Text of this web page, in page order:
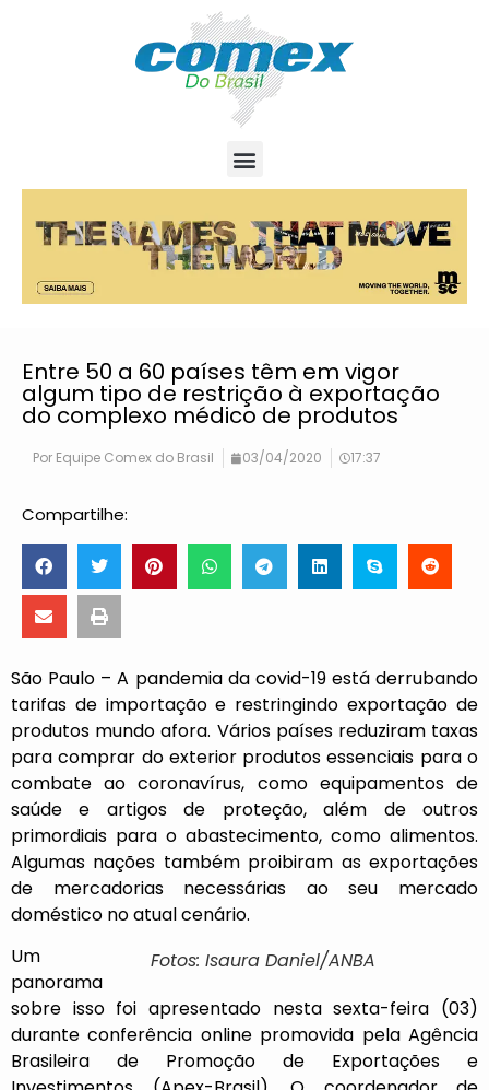
Entre 50 a 60 países têm em vigor
algum tipo de restrição à exportação
do complexo médico de produtos
Por Equipe Comex do Brasil 03/04/2020 17:37
Compartilhe:
São Paulo – A pandemia da covid-19 está derrubando
tarifas de importação e restringindo exportação de
produtos mundo afora. Vários países reduziram taxas
para comprar do exterior produtos essenciais para o
combate ao coronavírus, como equipamentos de
saúde e artigos de proteção, além de outros
primordiais para o abastecimento, como alimentos.
Algumas nações também proibiram as exportações
de mercadorias necessárias ao seu mercado
doméstico no atual cenário.
Fotos: Isaura Daniel/ANBA
Um
panorama
sobre isso foi apresentado nesta sexta-feira (03)
durante conferência online promovida pela Agência
Brasileira de Promoção de Exportações e